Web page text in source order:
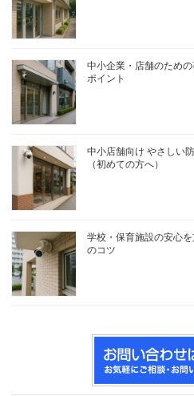
中小企業・店舗のため
ポイント
中小店舗向け やさしい
（初めての方へ）
学校・保育施設の安心
のコツ